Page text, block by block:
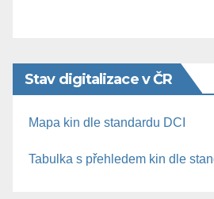
Stav digitalizace v ČR
Mapa kin dle standardu DCI
Tabulka s přehledem kin dle